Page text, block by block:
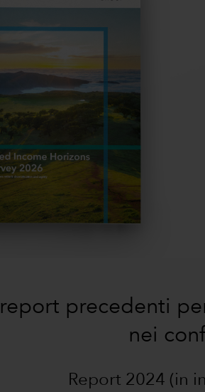
precedenti
nei
Report 2024 (in